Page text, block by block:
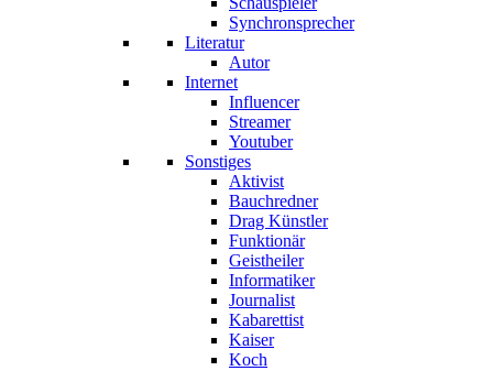
Synchronsprecher
Literatur
Autor
Internet
Influencer
Streamer
Youtuber
Sonstiges
Aktivist
Bauchredner
Drag Künstler
Funktionär
Geistheiler
Informatiker
Journalist
Kabarettist
Kaiser
Koch